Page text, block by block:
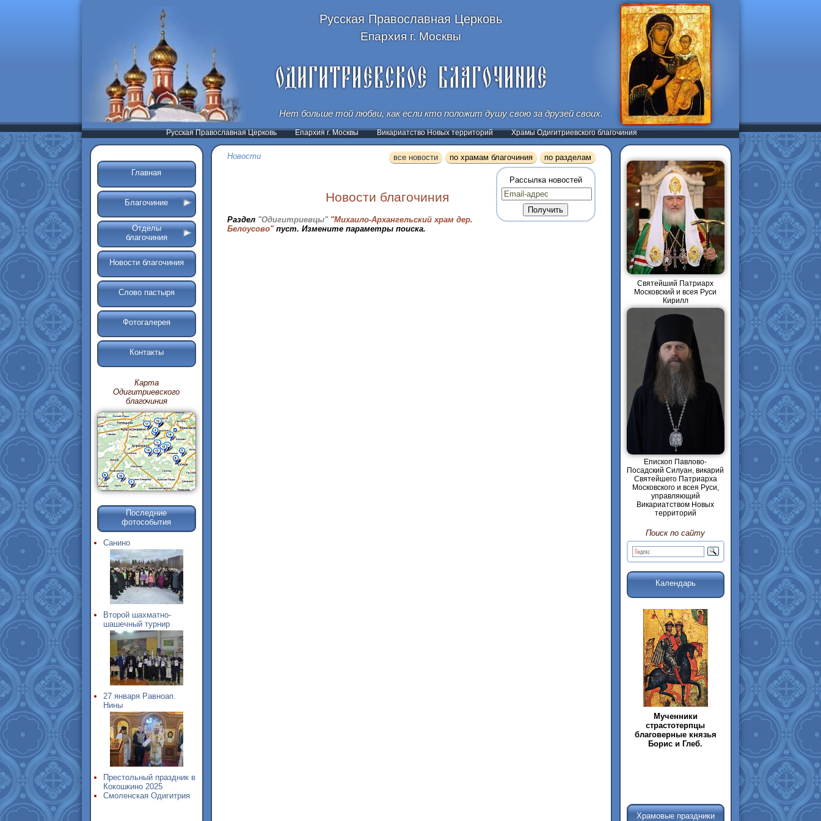
Русская Православная Церковь
Епархия г. Москвы
Нет больше той любви, как если кто положит душу свою за друзей своих.
Русская Православная Церковь Епархия г. Москвы Викариатство Новых территорий Храмы Одигитриевского благочиния
Главная
Благочиние
Отделы
благочиния
Новости благочиния
Слово пастыря
Фотогалерея
Контакты
Карта
Одигитриевского
благочиния
Последние
фотособытия
Санино
Второй шахматно-
шашечный турнир
27 января Равноап.
Нины
Престольный праздник в
Кокошкино 2025
Смоленская Одигитрия
Новости все новости по храмам благочиния по разделам
Рассылка новостей
Новости благочиния
Раздел "Одигитриевцы" "Михаило-Архангельский храм дер.
Белоусово"пуст. Измените параметры поиска.
Святейший Патриарх
Московский и всея Руси
Кирилл
Епископ Павлово-
Посадский Силуан, викарий
Святейшего Патриарха
Московского и всея Руси,
управляющий
Викариатством Новых
территорий
Поиск по сайту
Календарь
Мученники
страстотерпцы
благоверные князья
Борис и Глеб.
Храмовые праздники